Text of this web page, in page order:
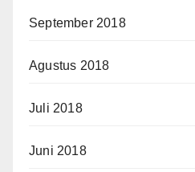
September 2018
Agustus 2018
Juli 2018
Juni 2018